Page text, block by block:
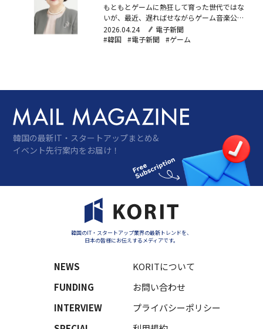
を左右するとしている。
もともとゲームに熱狂して育った世代ではな
いが、最近、遅ればせながらゲーム音楽公演
に常連として足を運び、その魅力に浸ってい
る。ゲーム音楽公演の新しいジャンルを開拓
2026.04.24
電子新聞
#韓国 #電子新聞 #ゲーム
韓国の最新IT・スタートアップまとめ&
イベント先行案内をお届け！
韓国のIT・スタートアップ業界の最新トレンドを、
日本の皆様にお伝えするメディアです。
NEWS
FUNDING
INTERVIEW
KORITについて
お問い合わせ
プライバシーポリシー